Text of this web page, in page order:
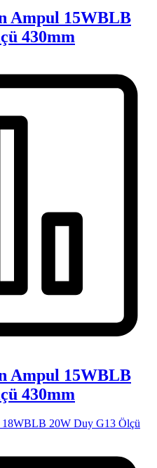
Ampul 15WBLB
430mm
Ampul 15WBLB
430mm